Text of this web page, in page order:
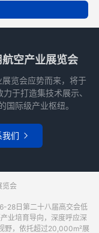
空产业展览会
览会应势而来，将于
于打造集技术展示、
国际级产业枢纽。
我们 
览会
28日第二十八届高交会低
业培育导向，深度呼应深
野，依托超过20,000m²展